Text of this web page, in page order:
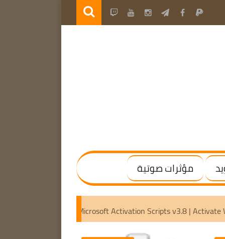
مؤثرات صوتية
Microsoft Activation Scripts
program 2019 – 2025